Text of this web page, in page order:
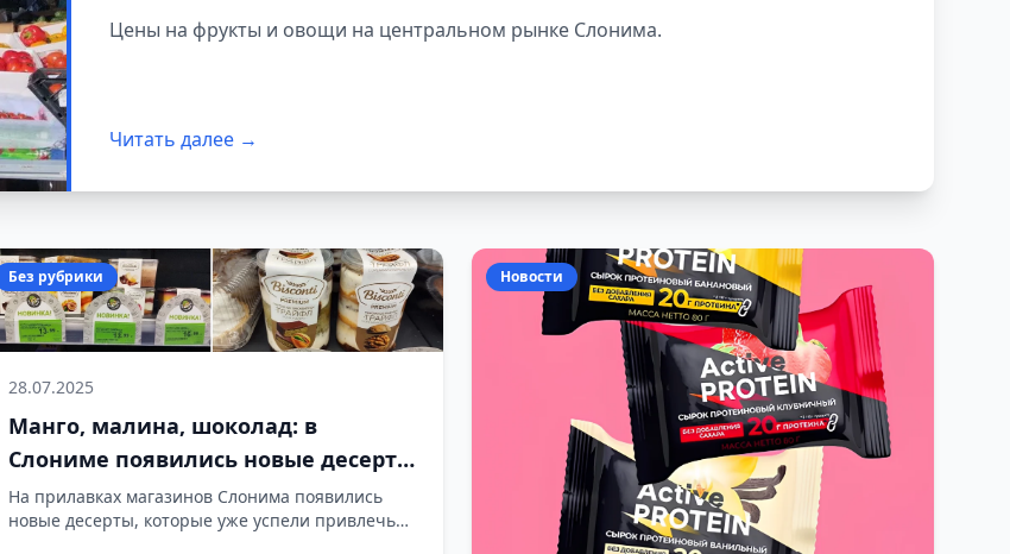
Цены на фрукты и овощи на центральном рынке Слонима.
Читать далее →
Без рубрики
28.07.2025
Манго, малина, шоколад: в
Слониме появились новые десерты
«Савоярди»
На прилавках магазинов Слонима появились
новые десерты, которые уже успели привлечь
Новости